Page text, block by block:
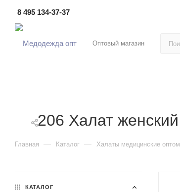
8 495 134-37-37
Оптовый магазин
206 Халат женский
Главная — Каталог — Халаты медицинские оптом
КАТАЛОГ